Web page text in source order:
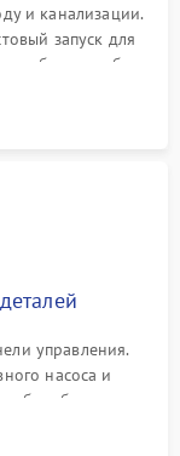
и канализации.
запуск для
сбоев в работе
управления.
насоса и
барабана и
на разрывы.